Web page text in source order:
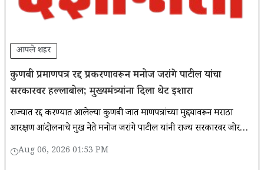
आपले शहर
कुणबी प्रमाणपत्र रद्द प्रकरणावरून मनोज जरांगे पाटील यांचा
सरकारवर हल्लाबोल; मुख्यमंत्र्यांना दिला थेट इशारा
राज्यात रद्द करण्यात आलेल्या कुणबी जात प्रमाणपत्रांच्या मुद्द्यावरून मराठा
आरक्षण आंदोलनाचे प्रमुख नेते मनोज जरांगे पाटील यांनी राज्य सरकारवर जोरदार
टीका केली आहे.
Aug 06, 2026 01:53 PM